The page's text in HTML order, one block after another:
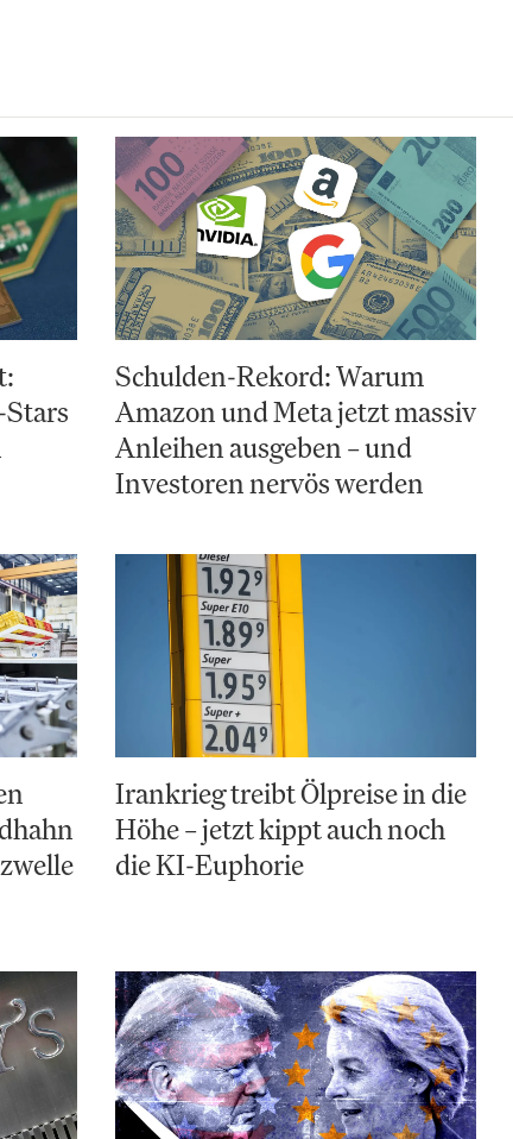
Schulden-Rekord: Warum
Amazon und Meta jetzt massiv
Anleihen ausgeben – und
Investoren nervös werden
Irankrieg treibt Ölpreise in die
Höhe – jetzt kippt auch noch
die KI-Euphorie